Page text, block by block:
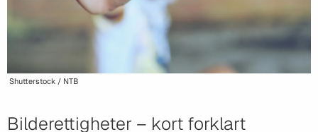
Bilderettigheter – kort forklart
Shutterstock / NTB